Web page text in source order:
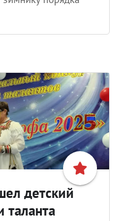
детский
таланта